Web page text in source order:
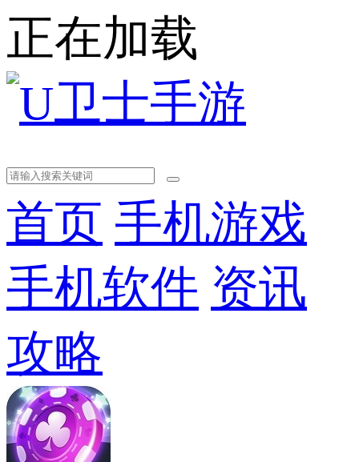
正在加载
首页 手机游戏
手机软件 资讯
攻略